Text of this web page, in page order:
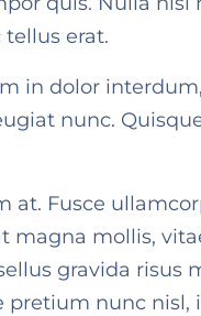
erat.
in dolor
nunc.
Fusce
mollis,
gravida
nunc